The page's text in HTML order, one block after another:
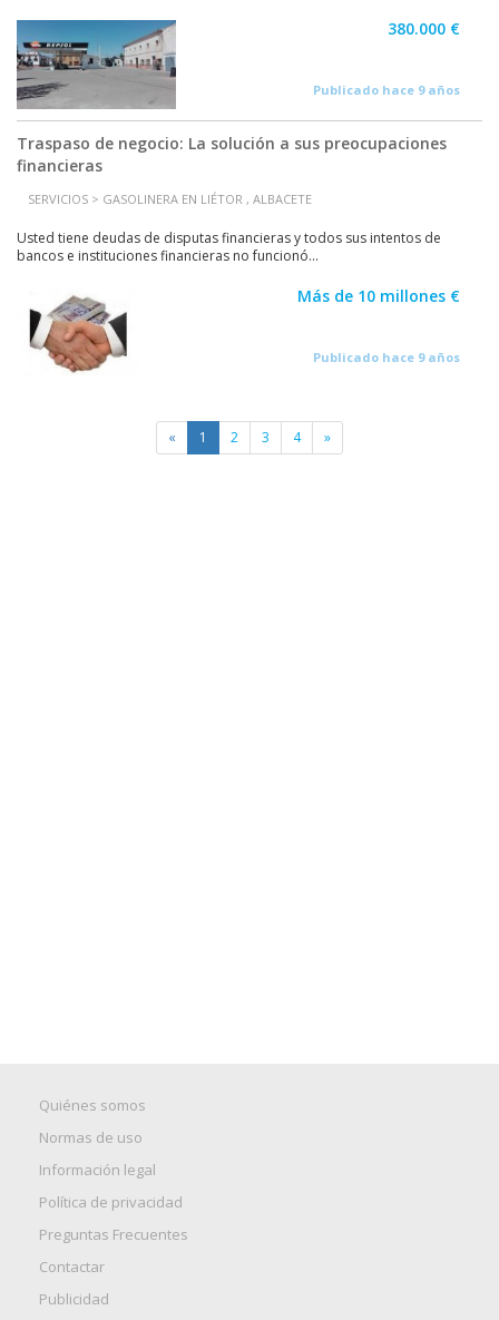
380.000 €
Publicado hace 9 años
Traspaso de negocio: La solución a sus preocupaciones
financieras
SERVICIOS > GASOLINERA EN LIÉTOR , ALBACETE
Usted tiene deudas de disputas financieras y todos sus intentos de
bancos e instituciones financieras no funcionó...
Más de 10 millones €
Publicado hace 9 años
« 1 2 3 4 »
Quiénes somos
Normas de uso
Información legal
Política de privacidad
Preguntas Frecuentes
Contactar
Publicidad